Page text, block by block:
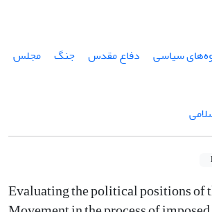
سیاسی دفاع مقدس جنگ
مجلس
Evaluating the political positions of